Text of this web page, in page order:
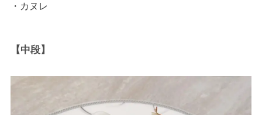
・カヌレ
【中段】